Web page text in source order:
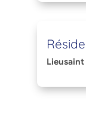
Lieusaint